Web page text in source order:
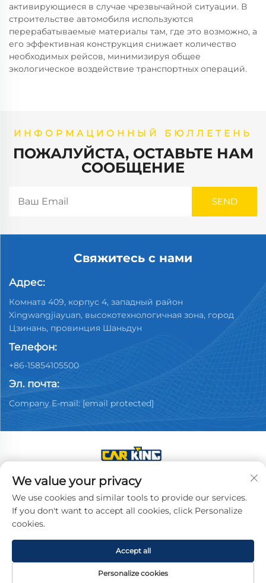
активирующиеся в случае чрезвычайной ситуации. В
строительстве автомобиля используются
перерабатываемые материалы там, где это возможно, а
его эффективная конструкция снижает количество
необходимых рейсов, минимизируя общее
экологическое воздействие транспортных операций.
ИНФОРМАЦИОННЫЙ БЮЛЛЕТЕНЬ
ПОЖАЛУЙСТА, ОСТАВЬТЕ НАМ
СООБЩЕНИЕ
Свяжитесь с нами
Адрес:
Комната 409, корпус 4, западный район
Xingwangjiayuan, высокотехнологичная зона, город
Цзинань, провинция Шаньдун
Телефон:
+86-15854105500
Эл. почта:
Company E-mail: [email protected]
Авторские права © 2025 Китай, компания по
продаже подержанных автомобилей Jinan Youpin.
Все права защищены.Политика
конфиденциальности
We value your privacy
We use cookies and similar tools to provide our services.
If you don't want to accept all cookies, click Personalize
cookies.
Personalize cookies
Accept all